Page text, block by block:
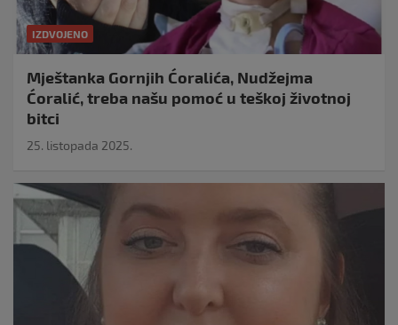
IZDVOJENO
Mještanka Gornjih Ćoralića, Nudžejma
Ćoralić, treba našu pomoć u teškoj životnoj
bitci
25. listopada 2025.